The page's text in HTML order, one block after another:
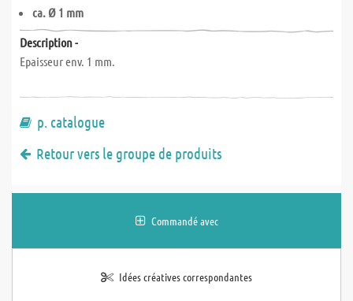
ca. Ø 1 mm
Description -
Epaisseur env. 1 mm.
p. catalogue
Retour vers le groupe de produits
Commandé avec
Idées créatives correspondantes